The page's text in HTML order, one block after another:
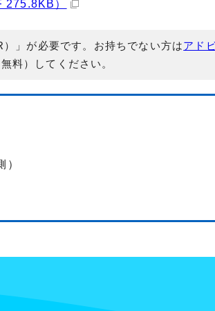
275.8KB）
」が必要です。お持ちでない方はアド
料）してください。